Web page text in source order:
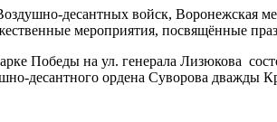
десантных войск, Воронежская
мероприятия, посвящённые
Победы на ул. генерала Лизюкова
десантного ордена Суворова